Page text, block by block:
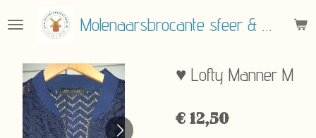
direct
hoofdinhoud
Molenaarsbrocante sfeer & meer
♥ Lofty Manner M
€ 12,50